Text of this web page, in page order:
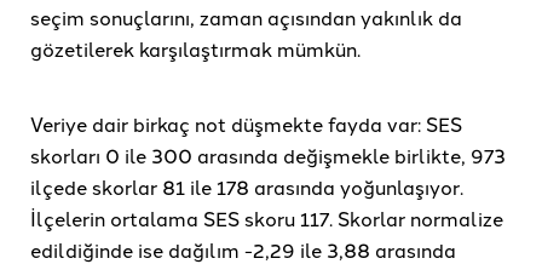
seçim sonuçlarını, zaman açısından yakınlık da
gözetilerek karşılaştırmak mümkün.
Veriye dair birkaç not düşmekte fayda var: SES
skorları 0 ile 300 arasında değişmekle birlikte, 973
ilçede skorlar 81 ile 178 arasında yoğunlaşıyor.
İlçelerin ortalama SES skoru 117. Skorlar normalize
edildiğinde ise dağılım -2,29 ile 3,88 arasında